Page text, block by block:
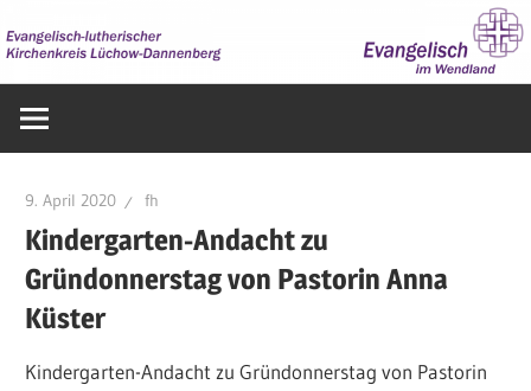
Inhalt
springen
im
9. April 2020 fh
Kindergarten-Andacht zu
Gründonnerstag von Pastorin Anna
Küster
Kindergarten-Andacht zu Gründonnerstag von Pastorin